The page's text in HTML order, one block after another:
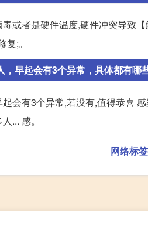
或者是硬件温度,硬件冲突导致
;。
，早起会有3个异常，具体都有哪
会有3个异常,若没有,值得恭喜
... 感。
网络标